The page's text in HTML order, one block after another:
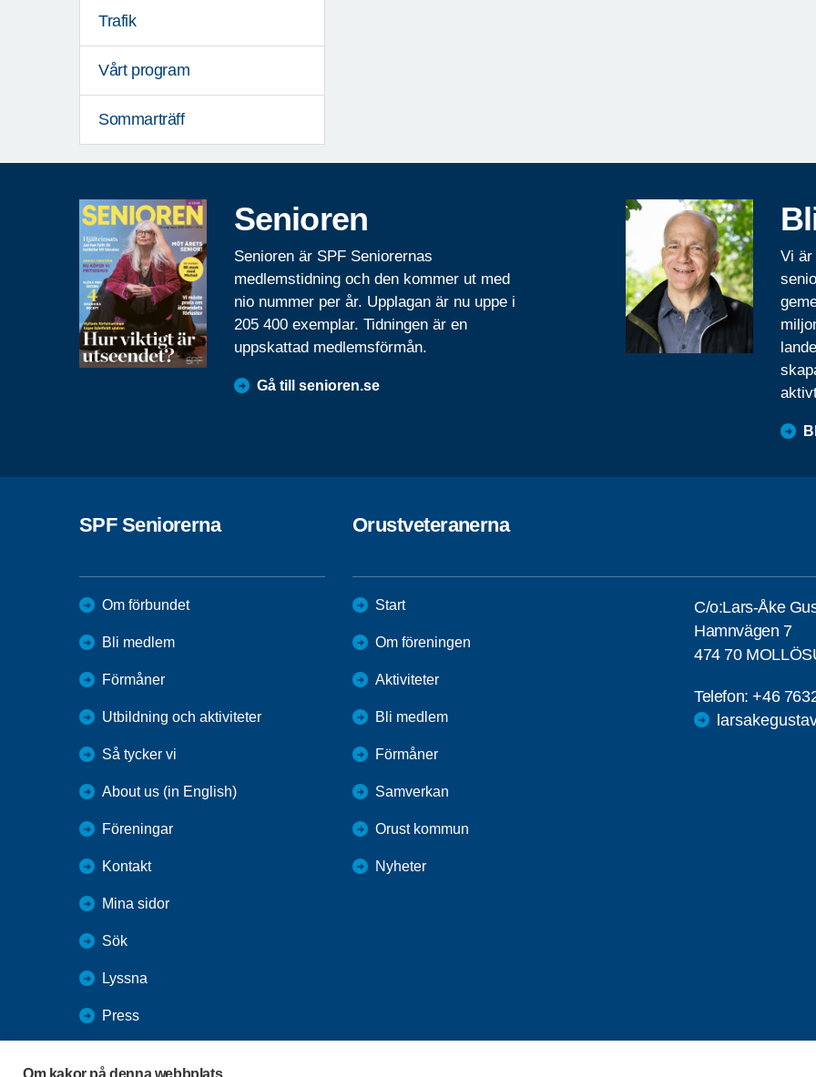
Om kakor på denna webbplats
Trafik
Vårt program
Sommarträff
Senioren
Senioren är SPF Seniorernas
medlemstidning och den kommer ut med
nio nummer per år. Upplagan är nu uppe i
205 400 exemplar. Tidningen är en
uppskattad medlemsförmån.
Gå till senioren.se
Vi är
SPF Seniorerna
Om förbundet
Bli medlem
Förmåner
Utbildning och aktiviteter
Så tycker vi
About us (in English)
Föreningar
Kontakt
Mina sidor
Sök
Lyssna
Press
Orustveteranerna
Start
Om föreningen
Aktiviteter
Bli medlem
Förmåner
Samverkan
Orust kommun
Nyheter
C/o:Lars-Åke
Hamnvägen 7
474 70
Telefon:+46